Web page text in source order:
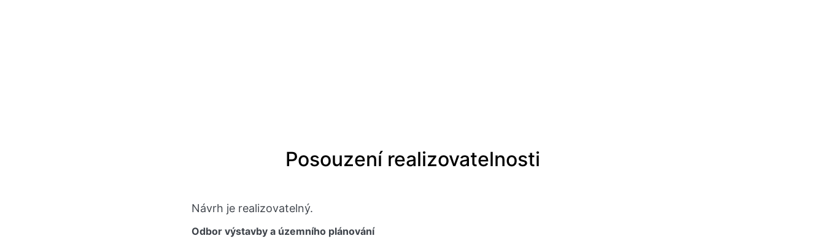
Posouzení realizovatelnosti
Návrh je realizovatelný.
Odbor výstavby a územního plánování